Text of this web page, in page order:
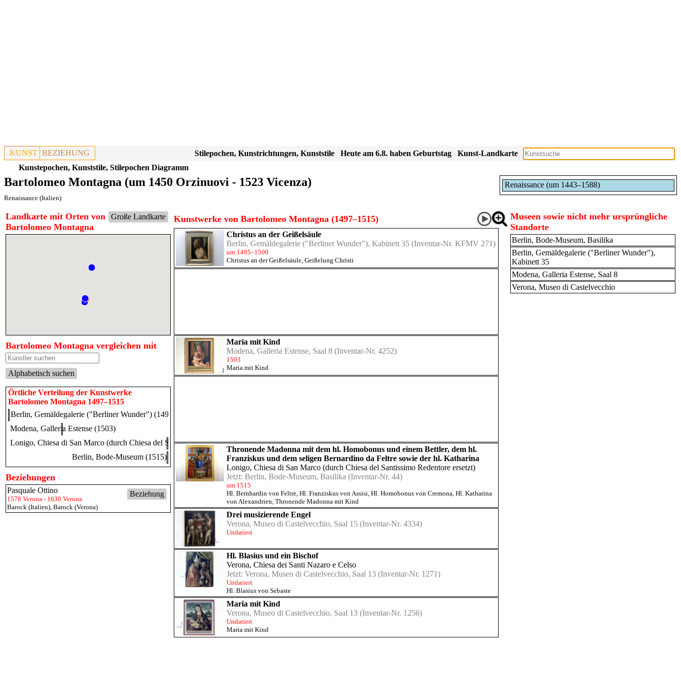
KUNST BEZIEHUNG Kunst-Landkarte
Heute am 6.8. haben Geburtstag
Stilepochen, Kunstrichtungen, Kunststile
Kunstepochen, Kunststile, Stilepochen Diagramm
Renaissance (um 1443–1588)
Bartolomeo Montagna (um 1450 Orzinuovi - 1523 Vicenza)
Renaissance (Italien)
Große Landkarte
Landkarte mit Orten von
Bartolomeo Montagna
Bartolomeo Montagna vergleichen mit
Alphabetisch suchen
Örtliche Verteilung der Kunstwerke
Bartolomeo Montagna 1497–1515
Berlin, Gemäldegalerie ("Berliner Wunder") (1497)
Modena, Galleria Estense (1503)
Lonigo, Chiesa di San Marco (durch Chiesa del Santissimo Redentore ersetzt) (1515)
Berlin, Bode-Museum (1515)
Beziehungen
Beziehung
Pasquale Ottino
1578 Verona - 1630 Verona
Barock (Italien), Barock (Verona)
Kunstwerke von Bartolomeo Montagna (1497–1515)
Christus an der Geißelsäule
Berlin, Gemäldegalerie ("Berliner Wunder"), Kabinett 35 (Inventar-Nr. KFMV 271)
um 1495–1500
Christus an der Geißelsäule, Geißelung Christi
Maria mit Kind
Modena, Galleria Estense, Saal 8 (Inventar-Nr. 4252)
1503
Maria mit Kind
Thronende Madonna mit dem hl. Homobonus und einem Bettler, dem hl.
Franziskus und dem seligen Bernardino da Feltre sowie der hl. Katharina
Lonigo, Chiesa di San Marco (durch Chiesa del Santissimo Redentore ersetzt)
Jetzt: Berlin, Bode-Museum, Basilika (Inventar-Nr. 44)
um 1515
Hl. Bernhardin von Feltre, Hl. Franziskus von Assisi, Hl. Homobonus von Cremona, Hl. Katharina
von Alexandrien, Thronende Madonna mit Kind
Drei musizierende Engel
Verona, Museo di Castelvecchio, Saal 15 (Inventar-Nr. 4334)
Undatiert
Hl. Blasius und ein Bischof
Verona, Chiesa dei Santi Nazaro e Celso
Jetzt: Verona, Museo di Castelvecchio, Saal 13 (Inventar-Nr. 1271)
Undatiert
Hl. Blasius von Sebaste
Maria mit Kind
Verona, Museo di Castelvecchio, Saal 13 (Inventar-Nr. 1256)
Undatiert
Maria mit Kind
Museen sowie nicht mehr ursprüngliche
Standorte
Berlin, Bode-Museum, Basilika
Berlin, Gemäldegalerie ("Berliner Wunder"),
Kabinett 35
Modena, Galleria Estense, Saal 8
Verona, Museo di Castelvecchio